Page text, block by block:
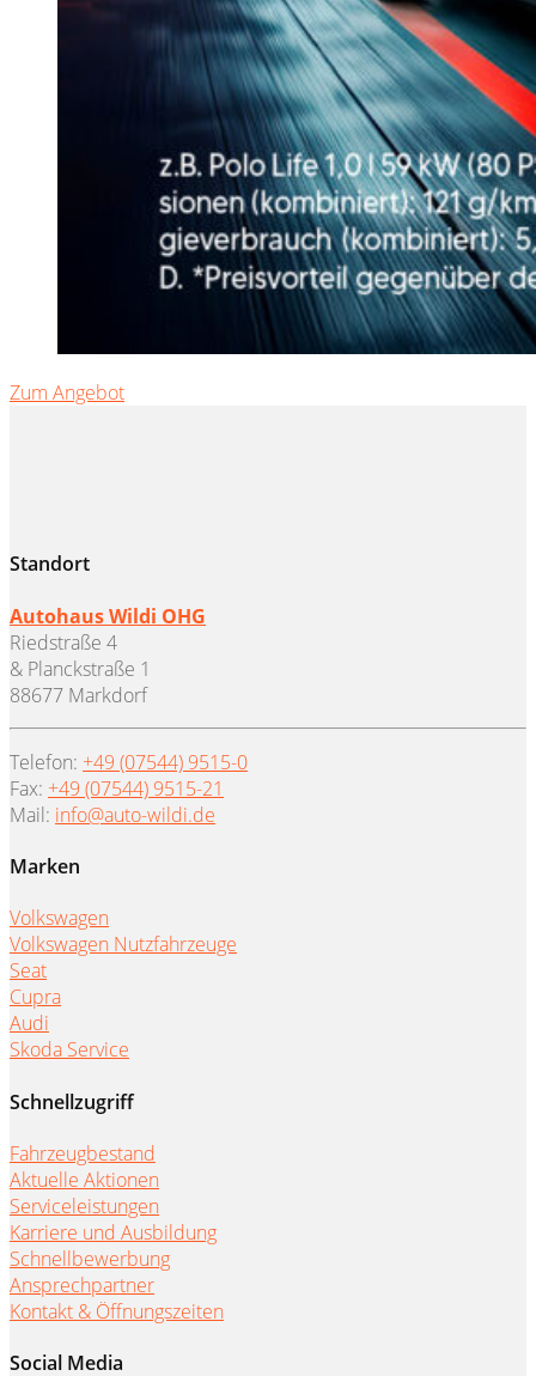
Zum Angebot
Standort
Autohaus Wildi OHG
Riedstraße 4
& Planckstraße 1
88677 Markdorf
Telefon: +49 (07544) 9515-0
Fax: +49 (07544) 9515-21
Mail: info@auto-wildi.de
Marken
Volkswagen
Volkswagen Nutzfahrzeuge
Seat
Cupra
Audi
Skoda Service
Schnellzugriff
Fahrzeugbestand
Aktuelle Aktionen
Serviceleistungen
Karriere und Ausbildung
Schnellbewerbung
Ansprechpartner
Kontakt & Öffnungszeiten
Social Media